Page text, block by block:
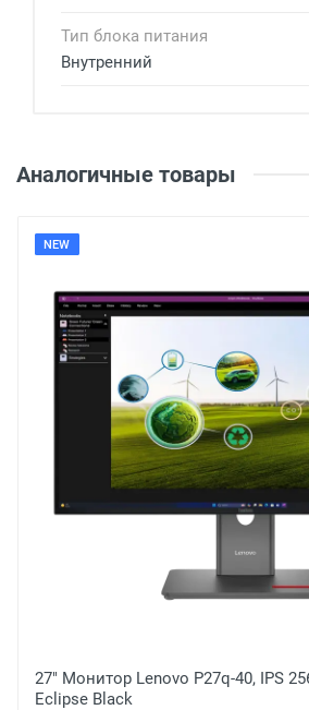
Тип блока питания
Внутренний
Войдите, чтобы
оставить отзыв
Оценка
Рецензия
Аналогичные товары
31,5" Монитор Philips 328E1CA, VA
Чёрный